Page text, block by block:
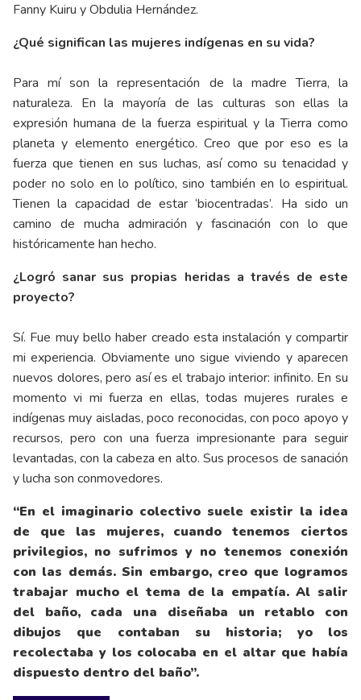
Fanny Kuiru y Obdulia Hernández.
¿Qué significan las mujeres indígenas en su vida?
Para mí son la representación de la madre Tierra, la
naturaleza. En la mayoría de las culturas son ellas la
expresión humana de la fuerza espiritual y la Tierra como
planeta y elemento energético. Creo que por eso es la
fuerza que tienen en sus luchas, así como su tenacidad y
poder no solo en lo político, sino también en lo espiritual.
Tienen la capacidad de estar ‘biocentradas’. Ha sido un
camino de mucha admiración y fascinación con lo que
históricamente han hecho.
¿Logró sanar sus propias heridas a través de este
proyecto?
Sí. Fue muy bello haber creado esta instalación y compartir
mi experiencia. Obviamente uno sigue viviendo y aparecen
nuevos dolores, pero así es el trabajo interior: infinito. En su
momento vi mi fuerza en ellas, todas mujeres rurales e
indígenas muy aisladas, poco reconocidas, con poco apoyo y
recursos, pero con una fuerza impresionante para seguir
levantadas, con la cabeza en alto. Sus procesos de sanación
y lucha son conmovedores.
“En el imaginario colectivo suele existir la idea
de que las mujeres, cuando tenemos ciertos
privilegios, no sufrimos y no tenemos conexión
con las demás. Sin embargo, creo que logramos
trabajar mucho el tema de la empatía. Al salir
del baño, cada una diseñaba un retablo con
dibujos que contaban su historia; yo los
recolectaba y los colocaba en el altar que había
dispuesto dentro del baño”.